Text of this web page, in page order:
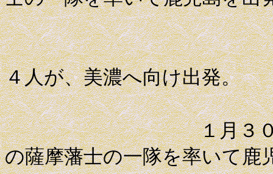
普請目付
４人が、美濃へ向け出発。
１月３０日 副
の薩摩藩士の一隊を率いて鹿